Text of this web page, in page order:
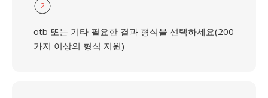
2
otb 또는 기타 필요한 결과 형식을 선택하세요(200
가지 이상의 형식 지원)